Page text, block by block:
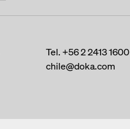
Tel.+56 2 2413 1600
chile@doka.com